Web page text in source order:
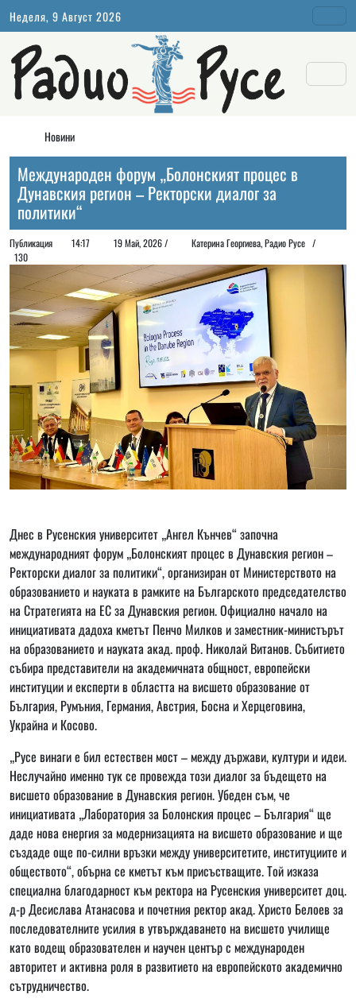
Неделя, 9 Август 2026
Новини
Mеждународен форум „Болонският процес в
Дунавския регион – Ректорски диалог за
политики“
Публикация 14:17 19 Май, 2026 /
Катерина Георгиева, Радио Русе /
130
Днес в Русенския университет „Ангел Кънчев“ започна
международният форум „Болонският процес в Дунавския регион –
Ректорски диалог за политики“, организиран от Министерството на
образованието и науката в рамките на Българското председателство
на Стратегията на ЕС за Дунавския регион. Официално начало на
инициативата дадоха кметът Пенчо Милков и заместник-министърът
на образованието и науката акад. проф. Николай Витанов. Събитието
събира представители на академичната общност, европейски
институции и експерти в областта на висшето образование от
България, Румъния, Германия, Австрия, Босна и Херцеговина,
Украйна и Косово.
„Русе винаги е бил естествен мост – между държави, култури и идеи.
Неслучайно именно тук се провежда този диалог за бъдещето на
висшето образование в Дунавския регион. Убеден съм, че
инициативата „Лаборатория за Болонския процес – България“ ще
даде нова енергия за модернизацията на висшето образование и ще
създаде още по-силни връзки между университетите, институциите и
обществото“, обърна се кметът към присъстващите. Той изказа
специална благодарност към ректора на Русенския университет доц.
д-р Десислава Атанасова и почетния ректор акад. Христо Белоев за
последователните усилия в утвърждаването на висшето училище
като водещ образователен и научен център с международен
авторитет и активна роля в развитието на европейското академично
сътрудничество.